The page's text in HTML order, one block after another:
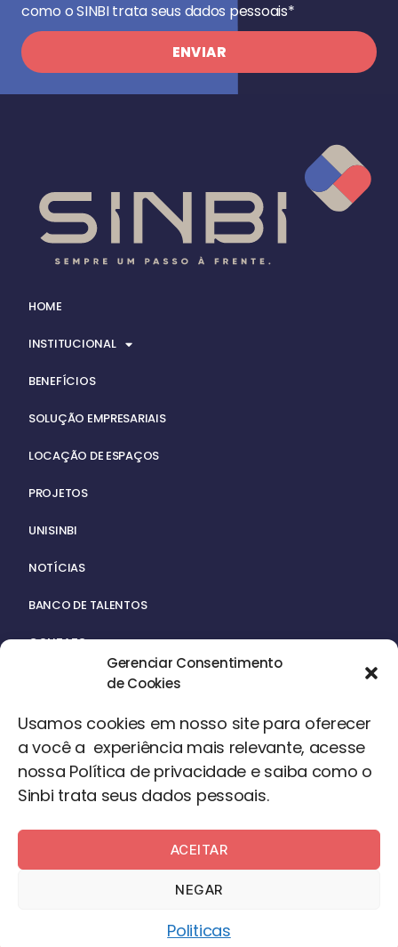
Gerenciar Consentimento
de Cookies
Usamos cookies em nosso site para oferecer
a você a experiência mais relevante, acesse
nossa Política de privacidade e saiba como o
Sinbi trata seus dados pessoais.
ACEITAR
NEGAR
Politicas
como o SINBI trata seus dados pessoais*
ENVIAR
HOME
INSTITUCIONAL
BENEFÍCIOS
SOLUÇÃO EMPRESARIAIS
LOCAÇÃO DE ESPAÇOS
PROJETOS
UNISINBI
NOTÍCIAS
BANCO DE TALENTOS
CONTATO
ACERVO
©2024 – Todos os Direitos Reservados